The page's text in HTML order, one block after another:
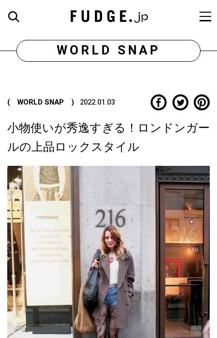
WORLD SNAP
( WORLD SNAP ) 2022.01.03
小物使いが秀逸すぎる！ロンドンガー
ルの上品ロックスタイル